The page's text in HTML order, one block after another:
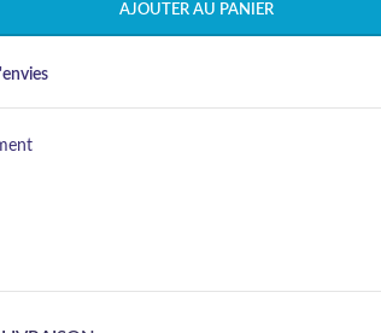
AJOUTER AU PANIER